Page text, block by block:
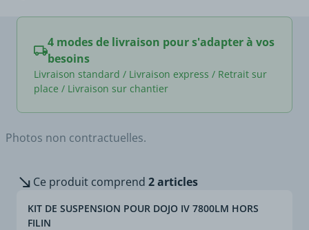
Photos non contractuelles.
4 modes de livraison pour s'adapter à vos
besoins
Livraison standard / Livraison express / Retrait sur
place / Livraison sur chantier
Ce produit comprend 2 articles
KIT DE SUSPENSION POUR DOJO IV 7800LM HORS
FILIN